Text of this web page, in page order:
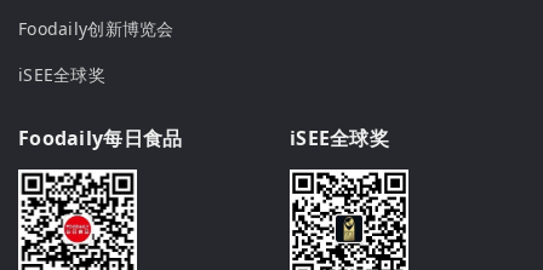
Foodaily创新博览会
iSEE全球奖
Foodaily每日食品 iSEE全球奖